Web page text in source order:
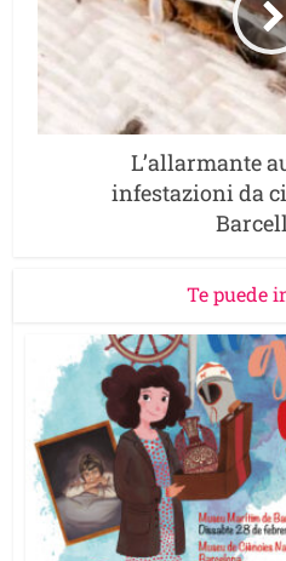
L’allarmante
infestazioni da
Te puede